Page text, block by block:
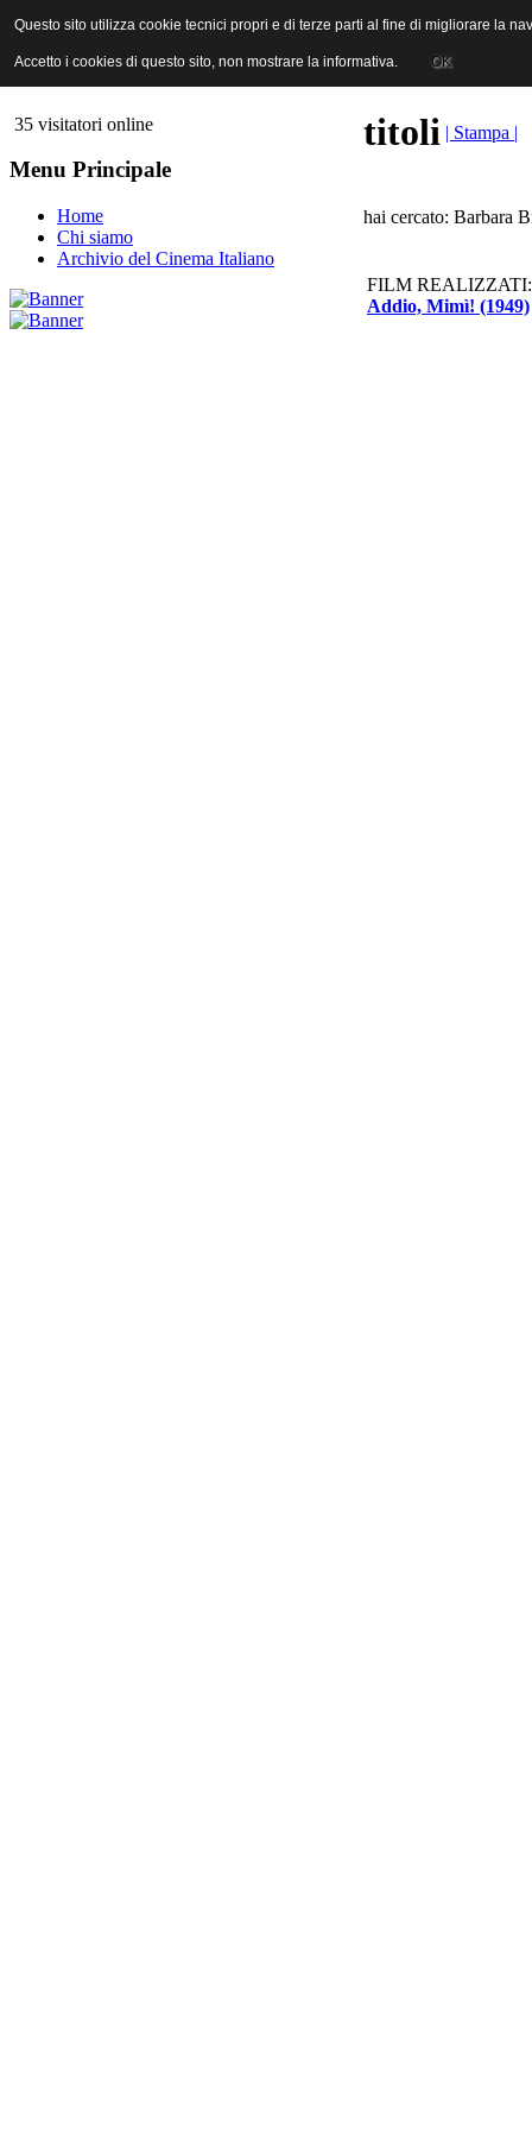
ANICA | Associazione Nazionale Industrie Cinematografiche
35 visitatori online
Menu Principale
Home
Chi siamo
Archivio del Cinema Italiano
titoli | Stampa |
hai cercato: Barbara
FILM REALIZZATI:
Addio, Mimì! (1949)
Questo sito utilizza cookie tecnici propri e di terze parti al fine di migliorare la
Accetto i cookies di questo sito, non mostrare la informativa. OK
Questo sito utilizza cookie tecnici propri e di terze parti al fine di migliorare la
Accetto i cookies di questo sito, non mostrare la informativa. OK